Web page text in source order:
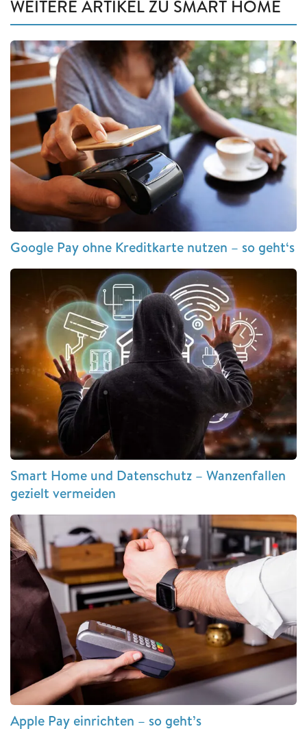
WEITERE ARTIKEL ZU SMART HOME
Google Pay ohne Kreditkarte nutzen – so geht‘s
Smart Home und Datenschutz – Wanzenfallen
gezielt vermeiden
Apple Pay einrichten – so geht’s